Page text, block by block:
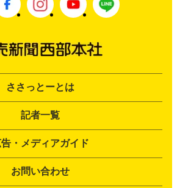
ささっとーとは
記者一覧
告・メディアガイド
お問い合わせ